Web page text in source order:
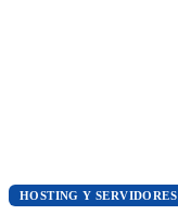
HOSTING Y SERVIDORES